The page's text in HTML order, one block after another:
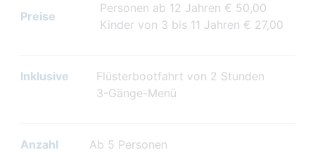
Preise
Personen ab 12 Jahren € 50,00
Kinder von 3 bis 11 Jahren € 27,00
Inklusive
Flüsterbootfahrt von 2 Stunden
3-Gänge-Menü
Anzahl Ab 5 Personen